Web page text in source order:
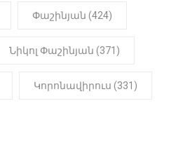
22:01
է
համար
Փաշինյան (424)
Նիկոլ Փաշինյան (371)
Կորոնավիրուս (331)